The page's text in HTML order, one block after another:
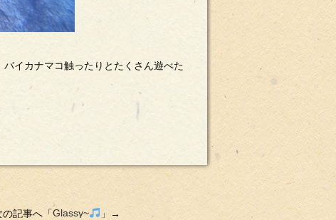
イカナマコ触ったりとたくさん遊べた
記事へ「Glassy~ 」→